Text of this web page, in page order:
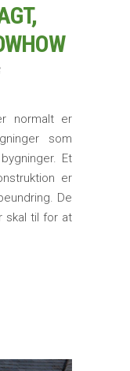
normalt er
som
Et
er
De
skal til for at